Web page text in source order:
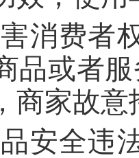
消费者
品或者
商家故
安全违